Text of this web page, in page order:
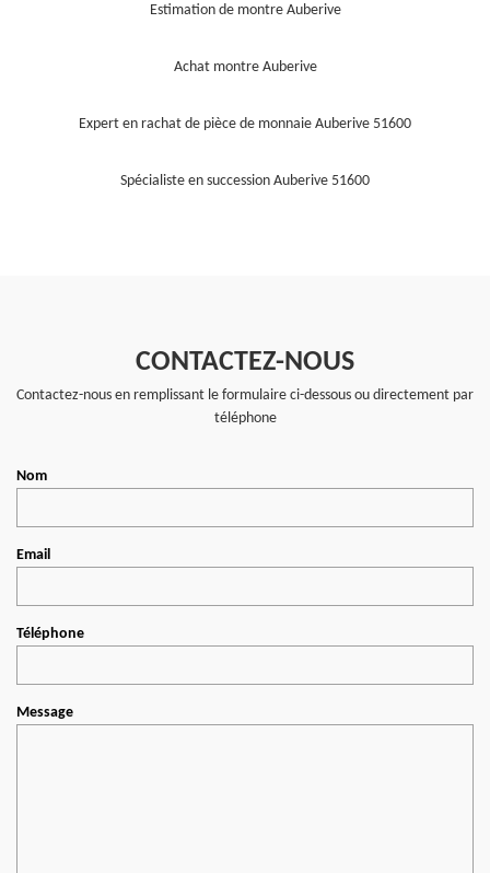
Estimation de montre Auberive
Achat montre Auberive
Expert en rachat de pièce de monnaie Auberive 51600
Spécialiste en succession Auberive 51600
CONTACTEZ-NOUS
Contactez-nous en remplissant le formulaire ci-dessous ou directement par
téléphone
Nom
Email
Téléphone
Message